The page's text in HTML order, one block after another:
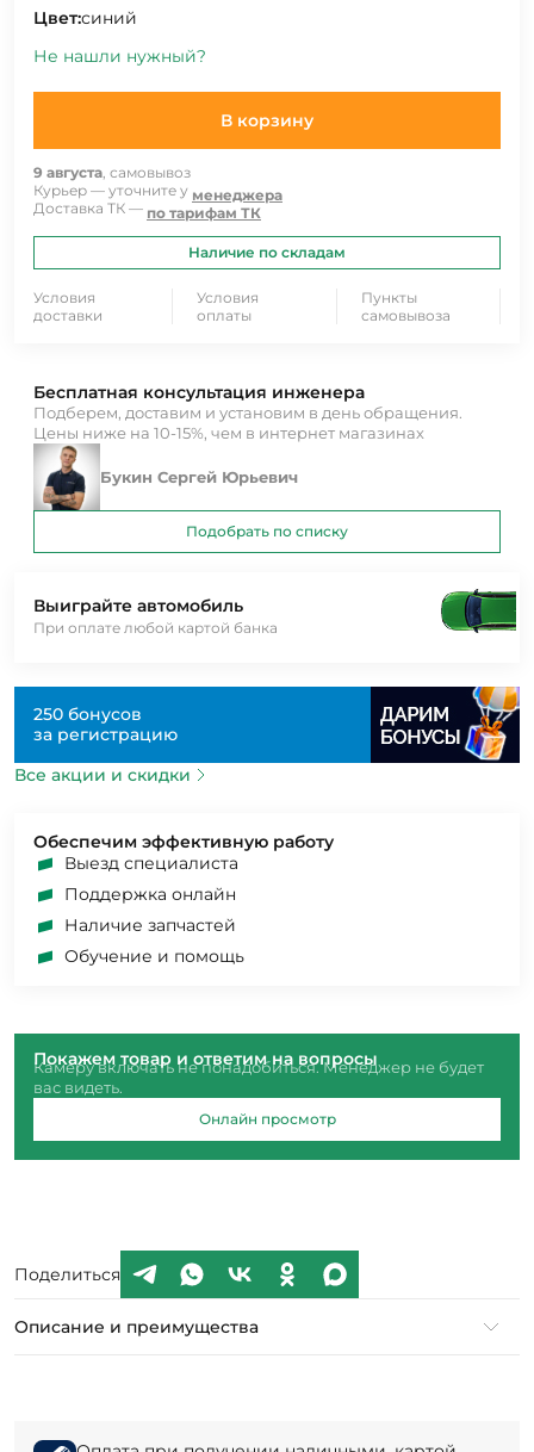
Цвет:синий
Не нашли нужный?
В корзину
9 августа, самовывоз
Курьер — уточните у менеджера
Доставка ТК — по тарифам ТК
Наличие по складам
Условия
доставки
Условия
оплаты
Пункты
самовывоза
Выиграйте автомобиль
При оплате любой картой банка
250 бонусов
за регистрацию
Все акции и скидки
Обеспечим эффективную работу
Выезд специалиста
Поддержка онлайн
Наличие запчастей
Обучение и помощь
Покажем товар и ответим на вопросы
Камеру включать не понадобиться. Менеджер не будет
вас видеть.
Онлайн просмотр
Бесплатная консультация инженера
Подберем, доставим и установим в день обращения.
Цены ниже на 10-15%, чем в интернет магазинах
Букин Сергей Юрьевич
Подобрать по списку
Поделиться
Описание и преимущества